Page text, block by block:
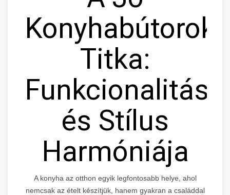
Konyhabútorok
Titka:
Funkcionalitás
és Stílus
Harmóniája
A konyha az otthon egyik legfontosabb helye, ahol
nemcsak az ételt készítjük, hanem gyakran a családdal